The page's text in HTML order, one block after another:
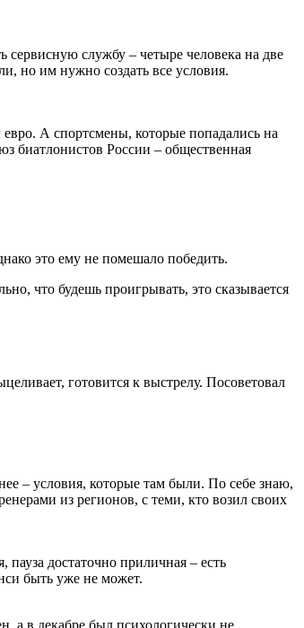
службу – четыре человека на две
но им нужно создать все условия.
А спортсмены, которые попадались на
биатлонистов России – общественная
это ему не помешало победить.
что будешь проигрывать, это сказывается
готовится к выстрелу. Посоветовал
– условия, которые там были. По себе знаю,
из регионов, с теми, кто возил своих
достаточно приличная – есть
быть уже не может.